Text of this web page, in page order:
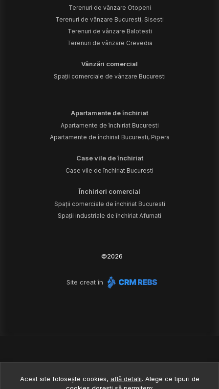
Terenuri de vânzare Otopeni
Terenuri de vânzare Bucuresti, Sisesti
Terenuri de vânzare Balotesti
Terenuri de vânzare Crevedia
Vânzări comercial
Spații comerciale de vânzare Bucuresti
Apartamente de închiriat
Apartamente de închiriat Bucuresti
Apartamente de închiriat Bucuresti, Pipera
Case vile de închiriat
Case vile de închiriat Bucuresti
Închirieri comercial
Spații comerciale de închiriat Bucuresti
Spații industriale de închiriat Afumati
©2026
Site creat în
Acest site folosește cookies, află detalii. Alege ce tipuri de